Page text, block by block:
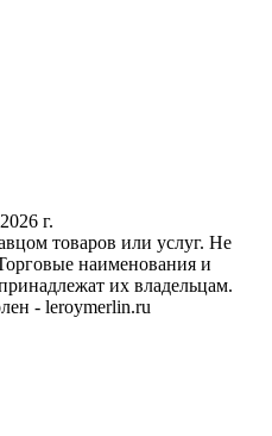
г.
товаров или услуг. Не
наименования и
их владельцам.
- leroymerlin.ru